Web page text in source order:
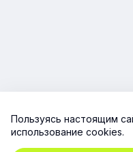
Пользуясь настоящим
использование cookies.